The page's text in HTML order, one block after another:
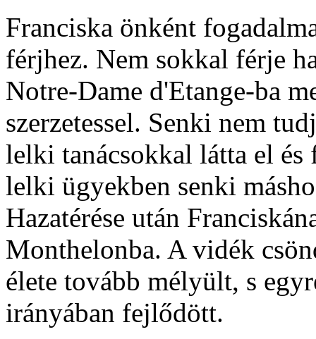
Franciska önként
férjhez. Nem sokkal férje
Notre-Dame d'Etange-ba
szerzetessel. Senki nem
lelki tanácsokkal látta el és
lelki ügyekben senki
Hazatérése után
Monthelonba. A vidék
élete tovább mélyült, s
irányában fejlődött.